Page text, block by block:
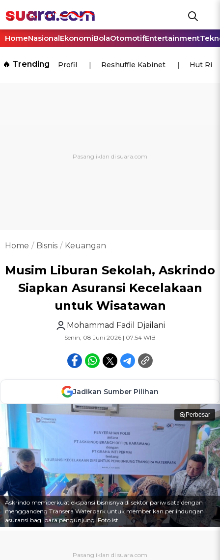
HomeNasionalEkonomiBolaOtomotifEntertainment
🔥 Trending Profil Reshuffle Kabinet Hut Ri
Home Bisnis Keuangan
Musim Liburan Sekolah, Askrindo
Siapkan Asuransi Kecelakaan
untuk Wisatawan
Mohammad Fadil Djailani
Senin, 08 Juni 2026 | 07:54 WIB
Jadikan Sumber Pilihan
Perbesar
Askrindo memperkuat ekspansi bisnisnya di sektor pariwisata dengan
menggandeng Transera Waterpark untuk memberikan perlindungan
asuransi bagi para pengunjung. Foto ist.